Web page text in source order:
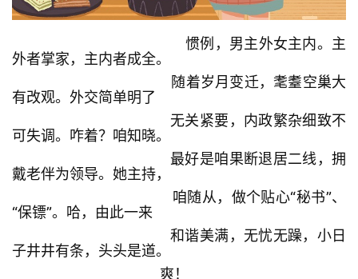
惯例，男主外女主内。主
外者掌家，主内者成全。
随着岁月变迁，耄耋空巢大
有改观。外交简单明了
无关紧要，内政繁杂细致不
可失调。咋着？咱知晓。
最好是咱果断退居二线，拥
戴老伴为领导。她主持，
咱随从，做个贴心“秘书”、
“保镖”。哈，由此一来
和谐美满，无忧无躁，小日
子井井有条，头头是道。
爽！